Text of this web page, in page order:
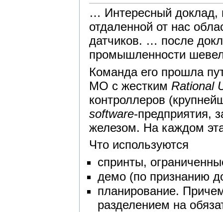
… Интересный доклад,
отдаленной от нас
датчиков. … после
промышленности
Команда его прошла
МО с жестким Rational
контроллеров
software-предприятия,
железом. На каждом
Что используются
спринты,
демо (по признанию
планирование.
разделением на